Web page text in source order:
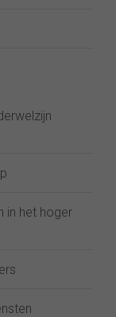
in het hoger